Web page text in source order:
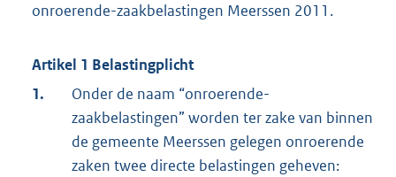
onroerende-zaakbelastingen Meerssen 2011.
Artikel 1 Belastingplicht
1.
Onder de naam “onroerende-
zaakbelastingen” worden ter zake van binnen
de gemeente Meerssen gelegen onroerende
zaken twee directe belastingen geheven: